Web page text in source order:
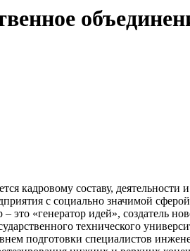
кадровому составу,
с социально значимой
«генератор идей», создатель
технического
подготовки специалистов